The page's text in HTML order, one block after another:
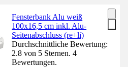
Fensterbank Alu weiß
100x16,5 cm inkl. Alu-
Seitenabschluss (re+li)
Durchschnittliche Bewertung:
2.8 von 5 Sternen. 4
Bewertungen.